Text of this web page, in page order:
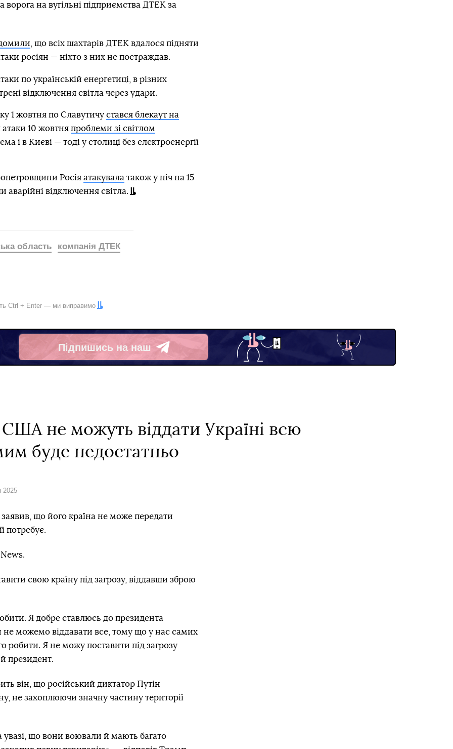
на вугільні підприємства ДТЕК за
, що всіх шахтарів ДТЕК вдалося підняти
росіян — ніхто з них не постраждав.
по українській енергетиці, в різних
відключення світла через удари.
1 жовтня по Славутичу стався блекаут на
атаки 10 жовтня проблеми зі світлом
і в Києві — тоді у столиці без електроенергії
Росія атакувала також у ніч на 15
аварійні відключення світла.
область компанія ДТЕК
Ctrl + Enter — ми виправимо
Підпишись на наш
Telegram
не можуть віддати Україні всю
буде недостатньо
2025
що його країна не може передати
потребує.
свою країну під загрозу, віддавши зброю
Я добре ставлюсь до президента
не можемо віддавати все, тому що у нас самих
робити. Я не можу поставити під загрозу
президент.
він, що російський диктатор Путін
не захоплюючи значну частину території
що вони воювали й мають багато